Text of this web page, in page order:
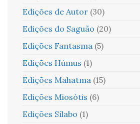
Edições de Autor (30)
Edições do Saguão (20)
Edições Fantasma (5)
Edições Húmus (1)
Edições Mahatma (15)
Edições Miosótis (6)
Edições Sílabo (1)